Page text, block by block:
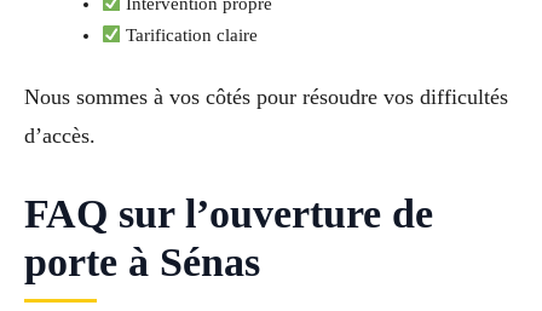
Tarification claire
Nous sommes à vos côtés pour résoudre vos difficultés
d’accès.
FAQ sur l’ouverture de
porte à Sénas